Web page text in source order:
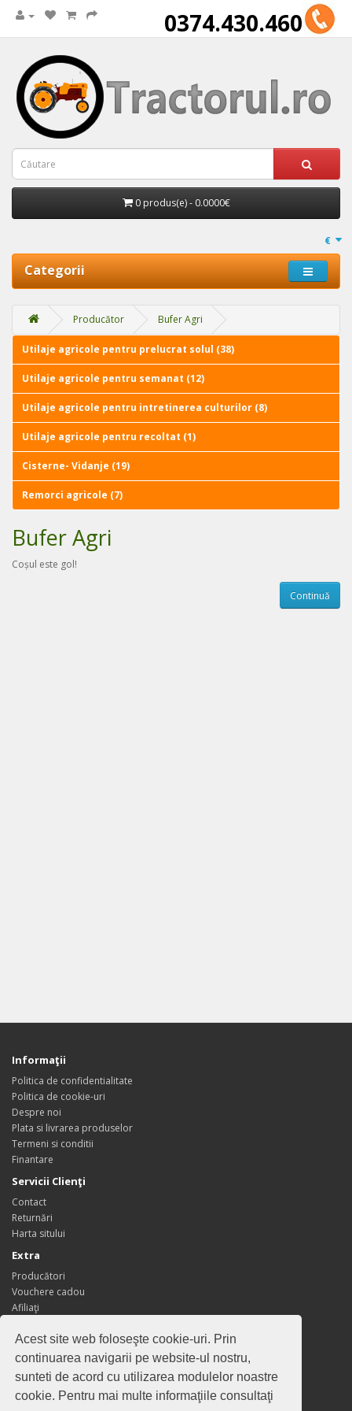
Acest site web foloseşte cookie-uri. Prin
continuarea navigarii pe website-ul nostru,
sunteti de acord cu utilizarea modulelor noastre
cookie. Pentru mai multe informaţiile consultaţi
0374.430.460
0 produs(e) - 0.0000€
€
Categorii
Producător Bufer Agri
Utilaje agricole pentru prelucrat solul (38)
Utilaje agricole pentru semanat (12)
Utilaje agricole pentru intretinerea culturilor (8)
Utilaje agricole pentru recoltat (1)
Cisterne- Vidanje (19)
Remorci agricole (7)
Bufer Agri
Coșul este gol!
Continuă
Informaţii
Politica de confidentialitate
Politica de cookie-uri
Despre noi
Plata si livrarea produselor
Termeni si conditii
Finantare
Servicii Clienţi
Contact
Returnări
Harta sitului
Extra
Producători
Vouchere cadou
Afiliaţi
Contul meu
Contul meu
Istoric comenzi
Wish List